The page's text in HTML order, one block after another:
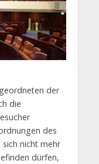
der
die
des
nicht mehr
dürfen,